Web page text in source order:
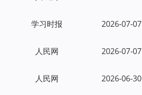
学习时报 2026-07-07
人民网 2026-07-07
人民网 2026-06-30